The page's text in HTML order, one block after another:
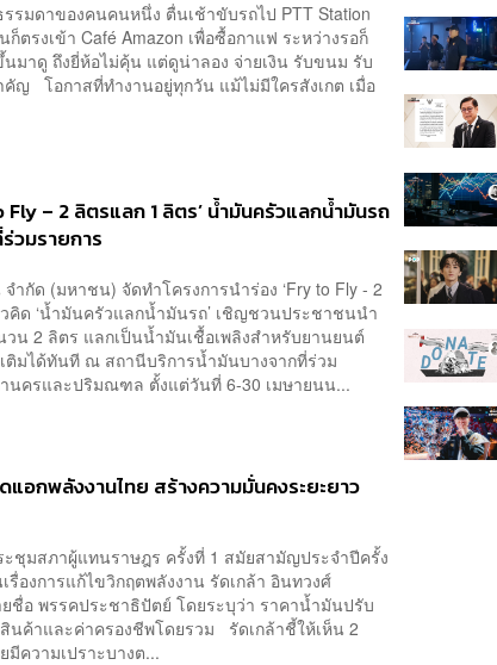
รมดาของคนคนหนึ่ง ตื่นเช้าขับรถไป PTT Station
ตรงเข้า Café Amazon เพื่อซื้อกาแฟ ระหว่างรอก็
มาดู ถึงยี่ห้อไม่คุ้น แต่ดูน่าลอง จ่ายเงิน รับขนม รับ
ญ โอกาสที่ทำงานอยู่ทุกวัน แม้ไม่มีใครสังเกต เมื่อ
Fly – 2 ลิตรแลก 1 ลิตร’ น้ำมันครัวแลกน้ำมันรถ
วมรายการ
ำกัด (มหาชน) จัดทำโครงการนำร่อง ‘Fry to Fly - 2
คิด ‘น้ำมันครัวแลกน้ำมันรถ’ เชิญชวนประชาชนนำ
น 2 ลิตร แลกเป็นน้ำมันเชื้อเพลิงสำหรับยานยนต์
ติมได้ทันที ณ สถานีบริการน้ำมันบางจากที่ร่วม
นครและปริมณฑล ตั้งแต่วันที่ 6-30 เมษายนน...
อกพลังงานไทย สร้างความมั่นคงระยะยาว
ชุมสภาผู้แทนราษฎร ครั้งที่ 1 สมัยสามัญประจำปีครั้ง
องการแก้ไขวิกฤตพลังงาน รัดเกล้า อินทวงศ์
อ พรรคประชาธิปัตย์ โดยระบุว่า ราคาน้ำมันปรับ
นค้าและค่าครองชีพโดยรวม รัดเกล้าชี้ให้เห็น 2
มีความเปราะบางต...